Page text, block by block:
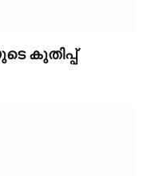
കുതിപ്പ്